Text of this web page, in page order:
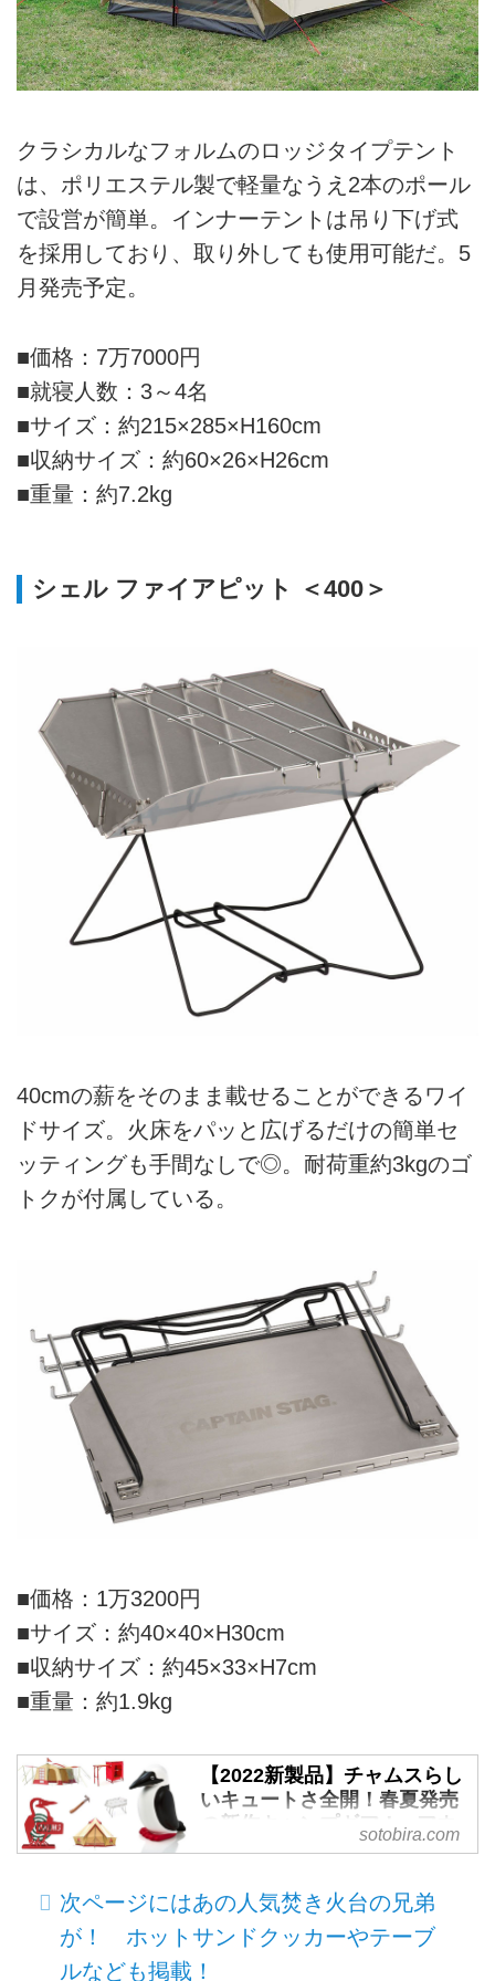
クラシカルなフォルムのロッジタイプテント
は、ポリエステル製で軽量なうえ2本のポール
で設営が簡単。インナーテントは吊り下げ式
を採用しており、取り外しても使用可能だ。5
月発売予定。
■価格：7万7000円
■就寝人数：3～4名
■サイズ：約215×285×H160cm
■収納サイズ：約60×26×H26cm
■重量：約7.2kg
シェル ファイアピット ＜400＞
40cmの薪をそのまま載せることができるワイ
ドサイズ。火床をパッと広げるだけの簡単セ
ッティングも手間なしで◎。耐荷重約3kgのゴ
トクが付属している。
■価格：1万3200円
■サイズ：約40×40×H30cm
■収納サイズ：約45×33×H7cm
■重量：約1.9kg
【2022新製品】チャムスらし
いキュートさ全開！春夏発売
の新作キャンプギア！ - アウ
トドアウェブメディア
【概要】チャムス（CHUMS）か
ら2022年春夏発売予定の新作キ
sotobira.com
次ページにはあの人気焚き火台の兄弟
が！ ホットサンドクッカーやテーブ
ルなども掲載！